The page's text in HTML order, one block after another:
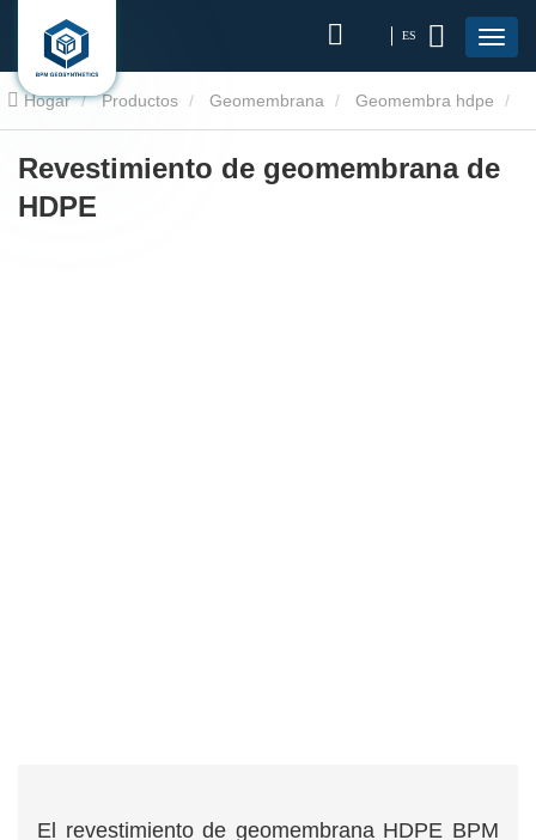
ES
Hogar Productos Geomembrana Geomembra hdpe
Revestimiento de geomembrana de HDPE
Revestimiento de geomembrana de
HDPE
El revestimiento de geomembrana HDPE BPM